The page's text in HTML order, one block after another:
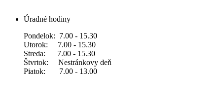
Úradné hodiny
Pondelok: 7.00 - 15.30
Utorok: 7.00 - 15.30
Streda: 7.00 - 15.30
Štvrtok: Nestránkovy deň
Piatok: 7.00 - 13.00